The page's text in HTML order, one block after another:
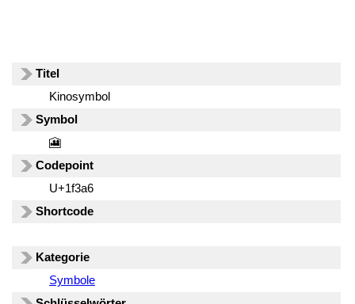
Titel
Kinosymbol
Symbol
🎦
Codepoint
U+1f3a6
Shortcode
Kategorie
Symbole